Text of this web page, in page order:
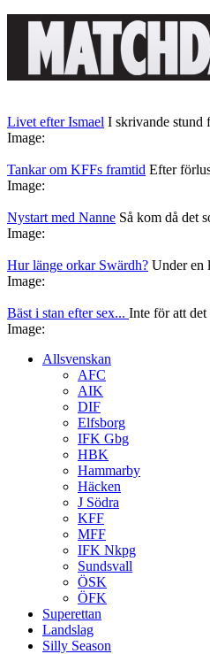
Livet efter Ismael I skrivande stund
Image:
Tankar om KFFs framtid Efter
Image:
Nystart med Nanne Så kom då det
Image:
Hur länge orkar Swärdh? Under en
Image:
Bäst i stan efter sex... Inte för att det
Image:
Allsvenskan
AFC
AIK
DIF
Elfsborg
IFK Gbg
HBK
Hammarby
Häcken
J Södra
KFF
MFF
IFK Nkpg
Sundsvall
ÖSK
ÖFK
Superettan
Landslag
Silly Season